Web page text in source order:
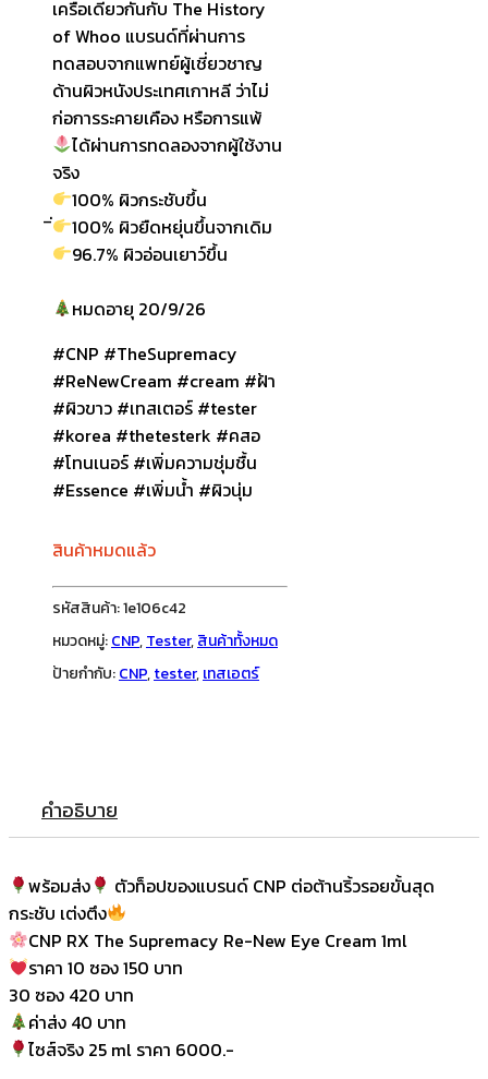
เครือเดียวกันกับ The History
of Whoo แบรนด์ที่ผ่านการ
ทดสอบจากแพทย์ผู้เชี่ยวชาญ
ด้านผิวหนังประเทศเกาหลี ว่าไม่
ก่อการระคายเคือง หรือการแพ้
ได้ผ่านการทดลองจากผู้ใช้งาน
จริง
100% ผิวกระชับขึ้น
100% ผิวยืดหยุ่นขึ้นจากเดิม
96.7% ผิวอ่อนเยาว์ขึ้น
หมดอายุ 20/9/26
#CNP #TheSupremacy
#ReNewCream #cream #ฝ้า
#ผิวขาว #เทสเตอร์ #tester
#korea #thetesterk #คสอ
#โทนเนอร์ #เพิ่มความชุ่มชื้น
#Essence #เพิ่มน้ำ #ผิวนุ่ม
สินค้าหมดแล้ว
รหัสสินค้า:1e106c42
หมวดหมู่:CNP,Tester,สินค้าทั้งหมด
ป้ายกำกับ:CNP,tester,เทสเอตร์
คำอธิบาย
พร้อมส่ง
ตัวท็อปของแบรนด์ CNP ต่อต้านริ้วรอยขั้นสุด
กระชับ เต่งตึง
CNP RX The Supremacy Re-New Eye Cream 1ml
ราคา 10 ซอง 150 บาท
30 ซอง 420 บาท
ค่าส่ง 40 บาท
ไซส์จริง 25 ml ราคา 6000.-